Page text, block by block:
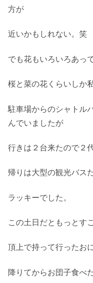
方が
近いかもしれない。笑
でも花もいろいろあっ
桜と菜の花くらいしか
駐車場からのシャトル
んでいましたが
行きは２台来たので２
帰りは大型の観光バス
ラッキーでした。
この土日だともっとす
頂上で持って行ったお
降りてからお団子食べ